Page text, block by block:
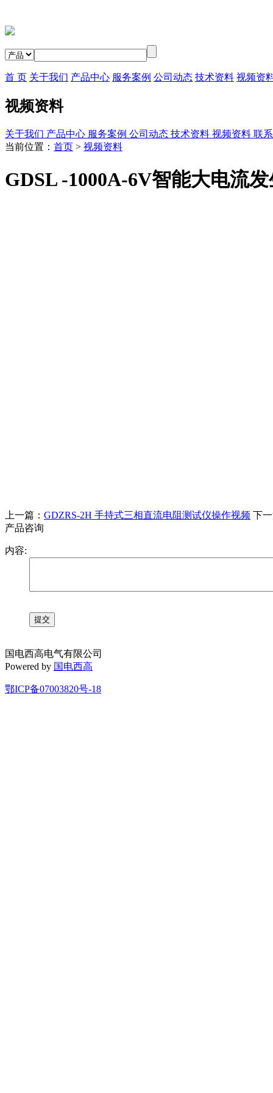
首 页 关于我们 产品中心 服务案例 公司动态 技术资料 视频资
视频资料
关于我们 产品中心 服务案例 公司动态 技术资料 视频资料 联
当前位置： 首页 > 视频资料
GDSL -1000A-6V智能大电流
上一篇： GDZRS-2H 手持式三相直流电阻测试仪操作视频 下
产品咨询
内容:
国电西高电气有限公司
Powered by 国电西高
鄂ICP备07003820号-18